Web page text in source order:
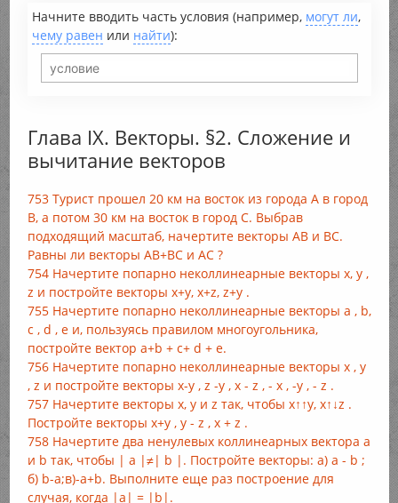
Начните вводить часть условия (например, могут ли,
чему равен или найти):
Глава IX. Векторы. §2. Сложение и
вычитание векторов
753 Турист прошел 20 км на восток из города А в город
В, а потом 30 км на восток в город С. Выбрав
подходящий масштаб, начертите векторы АВ и ВС.
Равны ли векторы АВ+ВС и АС ?
754 Начертите попарно неколлинеарные векторы х, у ,
z и постройте векторы x+у, x+z, z+y .
755 Начертите попарно неколлинеарные векторы а , b,
с , d , е и, пользуясь правилом многоугольника,
постройте вектор а+b + c+ d + e.
756 Начертите попарно неколлинеарные векторы х , у
, z и постройте векторы х-у , z -у , х - z , - х , -у , - z .
757 Начертите векторы х, у и z так, чтобы x↑↑y, x↑↓z .
Постройте векторы х+у , у - z , х + z .
758 Начертите два ненулевых коллинеарных вектора а
и b так, чтобы | а |≠| b |. Постройте векторы: a) а - b ;
б) b-a;в)-а+b. Выполните еще раз построение для
случая, когда |a| = |b|.